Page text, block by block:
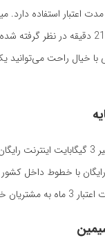
استفاده دارد.
خطوط درون کشور نیز 2160 دقیقه در
خیال راحت می‌توانید
این سیم‌کارت هدایایی نظیر 3
می‌نماید.